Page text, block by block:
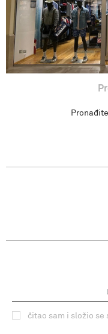
čitao sam i složio se